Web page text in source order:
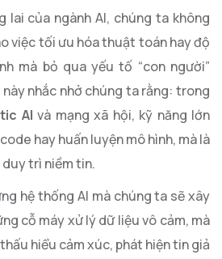
lai của ngành AI, chúng ta không
việc tối ưu hóa thuật toán hay độ
mà bỏ qua yếu tố “con người”
nhắc nhở chúng ta rằng: trong
AI và mạng xã hội, kỹ năng lớn
hay huấn luyện mô hình, mà là
duy trì niềm tin.
hệ thống AI mà chúng ta sẽ xây
cỗ máy xử lý dữ liệu vô cảm, mà
hiểu cảm xúc, phát hiện tin giả